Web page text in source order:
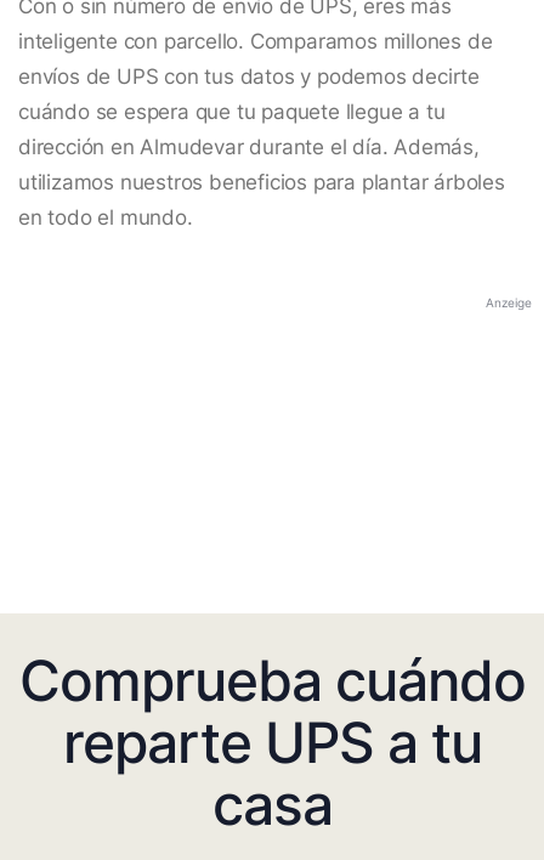
Con o sin número de envío de UPS, eres más
inteligente con parcello. Comparamos millones de
envíos de UPS con tus datos y podemos decirte
cuándo se espera que tu paquete llegue a tu
dirección en Almudevar durante el día. Además,
utilizamos nuestros beneficios para plantar árboles
en todo el mundo.
Anzeige
Comprueba cuándo
reparte UPS a tu
casa